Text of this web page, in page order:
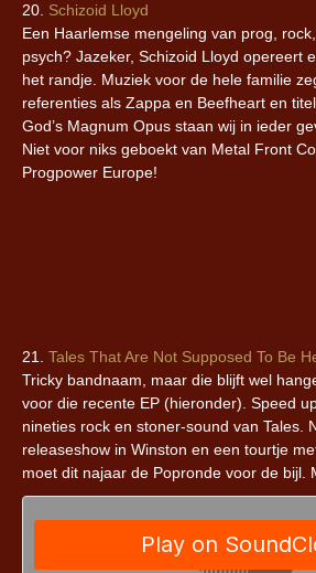
20. Schizoid Lloyd
Een Haarlemse mengeling van prog,
psych? Jazeker, Schizoid Lloyd opereert
het randje. Muziek voor de hele familie
referenties als Zappa en Beefheart en
God’s Magnum Opus staan wij in ieder
Niet voor niks geboekt van Metal Front
Progpower Europe!
21. Tales That Are Not Supposed To Be
Tricky bandnaam, maar die blijft wel
voor die recente EP (hieronder). Speed
nineties rock en stoner-sound van Tales.
releaseshow in Winston en een tourtje
moet dit najaar de Popronde voor de bijl.